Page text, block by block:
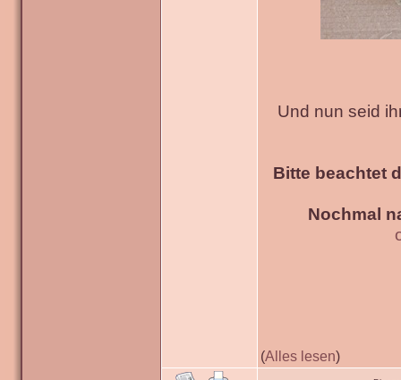
Und nun seid
Bitte beachtet
Nochmal
(Alles lesen)